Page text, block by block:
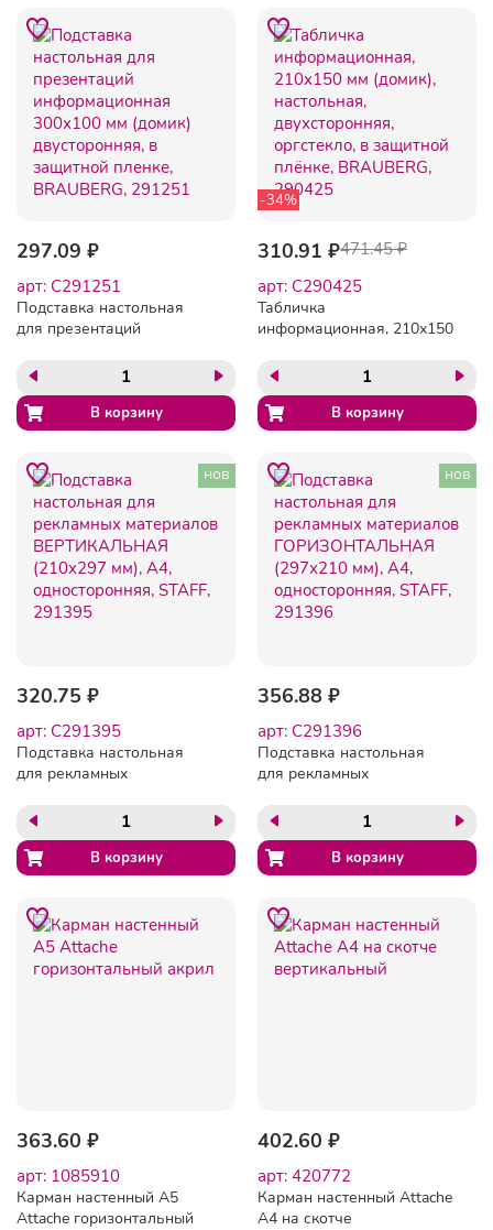
297.09 ₽
арт: C291251
Подставка настольная
для презентаций
мм (домик) двусторонняя,
в защитной пленке,
BRAUBERG, 291251
-34%
310.91 ₽471.45 ₽
арт: C290425
Табличка
информационная, 210х150
двухсторонняя, оргстекло,
в защитной плёнке,
BRAUBERG, 290425
нов
320.75 ₽
арт: C291395
Подставка настольная
для рекламных
ВЕРТИКАЛЬНАЯ (210х297
мм), А4, односторонняя,
STAFF, 291395
нов
356.88 ₽
арт: C291396
Подставка настольная
для рекламных
ГОРИЗОНТАЛЬНАЯ
(297х210 мм), А4,
односторонняя, STAFF,
291396
363.60 ₽
арт: 1085910
Карман настенный А5
Attache горизонтальный
402.60 ₽
арт: 420772
Карман настенный Attache
А4 на скотче